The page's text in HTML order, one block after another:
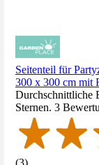
Seitenteil für
300 x 300 cm mit
Durchschnittliche
Sternen. 3
(3)